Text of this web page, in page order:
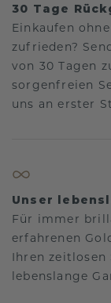
30 Tage
Einkaufen
zufrieden?
von 30 Tagen
sorgenfreien
uns an erster
Unser
Für immer
erfahrenen
Ihren zeitlosen
lebenslange